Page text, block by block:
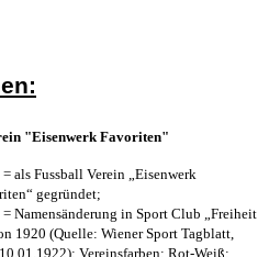
"Eisenwerk Favoriten"
als Fussball Verein „Eisenwerk
gegründet;
= Namensänderung in Sport Club „Freiheit
1920 (Quelle: Wiener Sport Tagblatt,
Vereinsfarben: Rot-Weiß;